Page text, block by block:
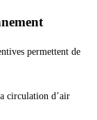
permettent de
circulation d’air